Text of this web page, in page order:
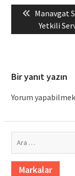
gezinmesi
Previous
post:
Manavgat
Yetkili
Bir yanıt yazın
Yorum
Markalar